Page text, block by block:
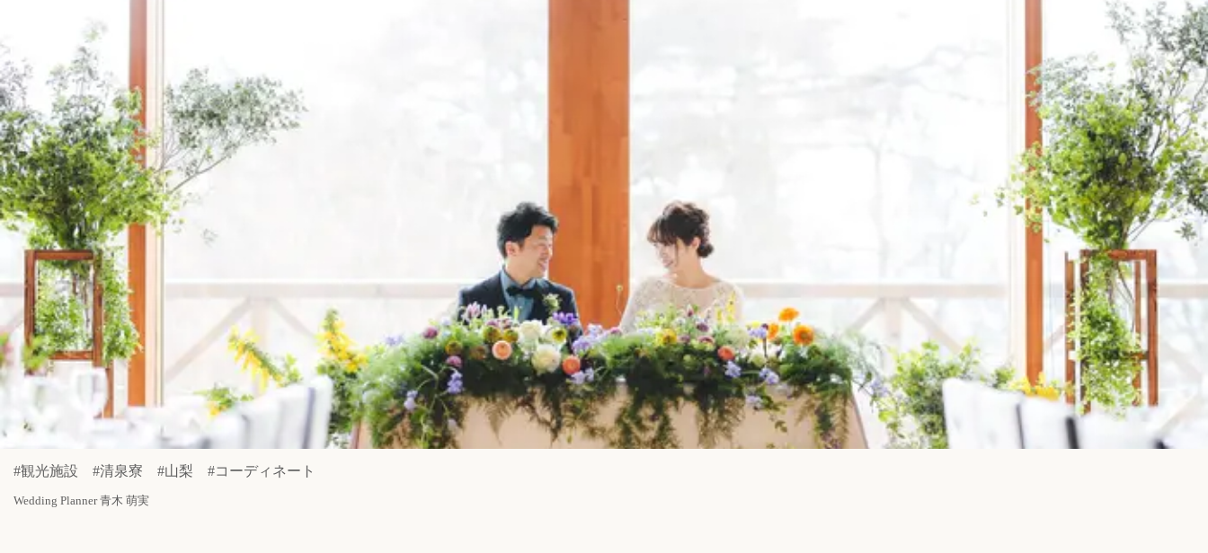
#観光施設 #清泉寮 #山梨 #コーディネート
Wedding Planner 青木 萌実